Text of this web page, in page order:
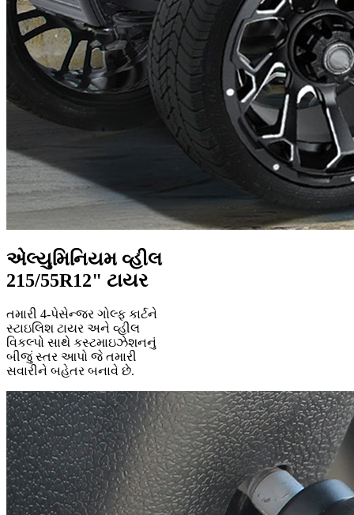
એલ્યુમિનિયમ વ્હીલ
215/55R12" ટાયર
તમારી 4-પેસેન્જર ગોલ્ફ કાર્ટને
સ્ટાઇલિશ ટાયર અને વ્હીલ
વિકલ્પો સાથે કસ્ટમાઇઝેશનનું
બીજું સ્તર આપો જે તમારી
સવારીને બહેતર બનાવે છે.